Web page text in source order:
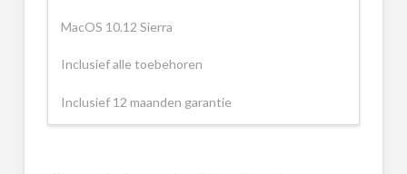
MacOS 10.12 Sierra
Inclusief alle toebehoren
Inclusief 12 maanden garantie